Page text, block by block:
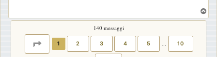
o
140 messaggi
PAGINA DI
1 2 3 4 5 … 10